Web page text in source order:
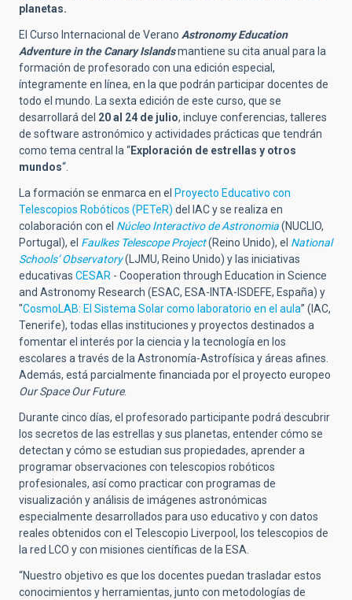
planetas.
El Curso Internacional de Verano Astronomy Education
Adventure in the Canary Islandsmantiene su cita anual para la
formación de profesorado con una edición especial,
íntegramente en línea, en la que podrán participar docentes de
todo el mundo. La sexta edición de este curso, que se
desarrollará del 20 al 24 de julio, incluye conferencias, talleres
de software astronómico y actividades prácticas que tendrán
como tema central la “Exploración de estrellas y otros
mundos“.
La formación se enmarca en el Proyecto Educativo con
Telescopios Robóticos (PETeR) del IAC y se realiza en
colaboración con el Núcleo Interactivo de Astronomia(NUCLIO,
Portugal), el Faulkes Telescope Project(Reino Unido), el National
Schools’ Observatory(LJMU, Reino Unido) y las iniciativas
educativas CESAR - Cooperation through Education in Science
and Astronomy Research (ESAC, ESA-INTA-ISDEFE, España) y
"CosmoLAB: El Sistema Solar como laboratorio en el aula” (IAC,
Tenerife), todas ellas instituciones y proyectos destinados a
fomentar el interés por la ciencia y la tecnología en los
escolares a través de la Astronomía-Astrofísica y áreas afines.
Además, está parcialmente financiada por el proyecto europeo
Our Space Our Future.
Durante cinco días, el profesorado participante podrá descubrir
los secretos de las estrellas y sus planetas, entender cómo se
detectan y cómo se estudian sus propiedades, aprender a
programar observaciones con telescopios robóticos
profesionales, así como practicar con programas de
visualización y análisis de imágenes astronómicas
especialmente desarrollados para uso educativo y con datos
reales obtenidos con el Telescopio Liverpool, los telescopios de
la red LCO y con misiones científicas de la ESA.
“Nuestro objetivo es que los docentes puedan trasladar estos
conocimientos y herramientas, junto con metodologías de